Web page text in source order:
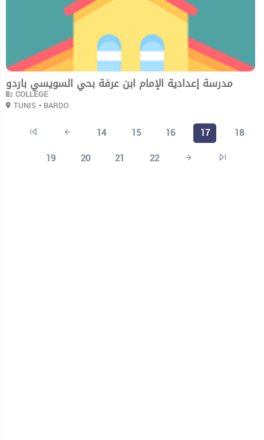
مدرسة إعدادية الإمام ابن عرفة بحي السويسي باردو
COLLÈGE
TUNIS • BARDO
14 15 16 17
18
19
20 21 22